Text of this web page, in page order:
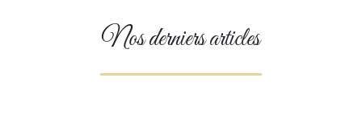
Nos derniers articles